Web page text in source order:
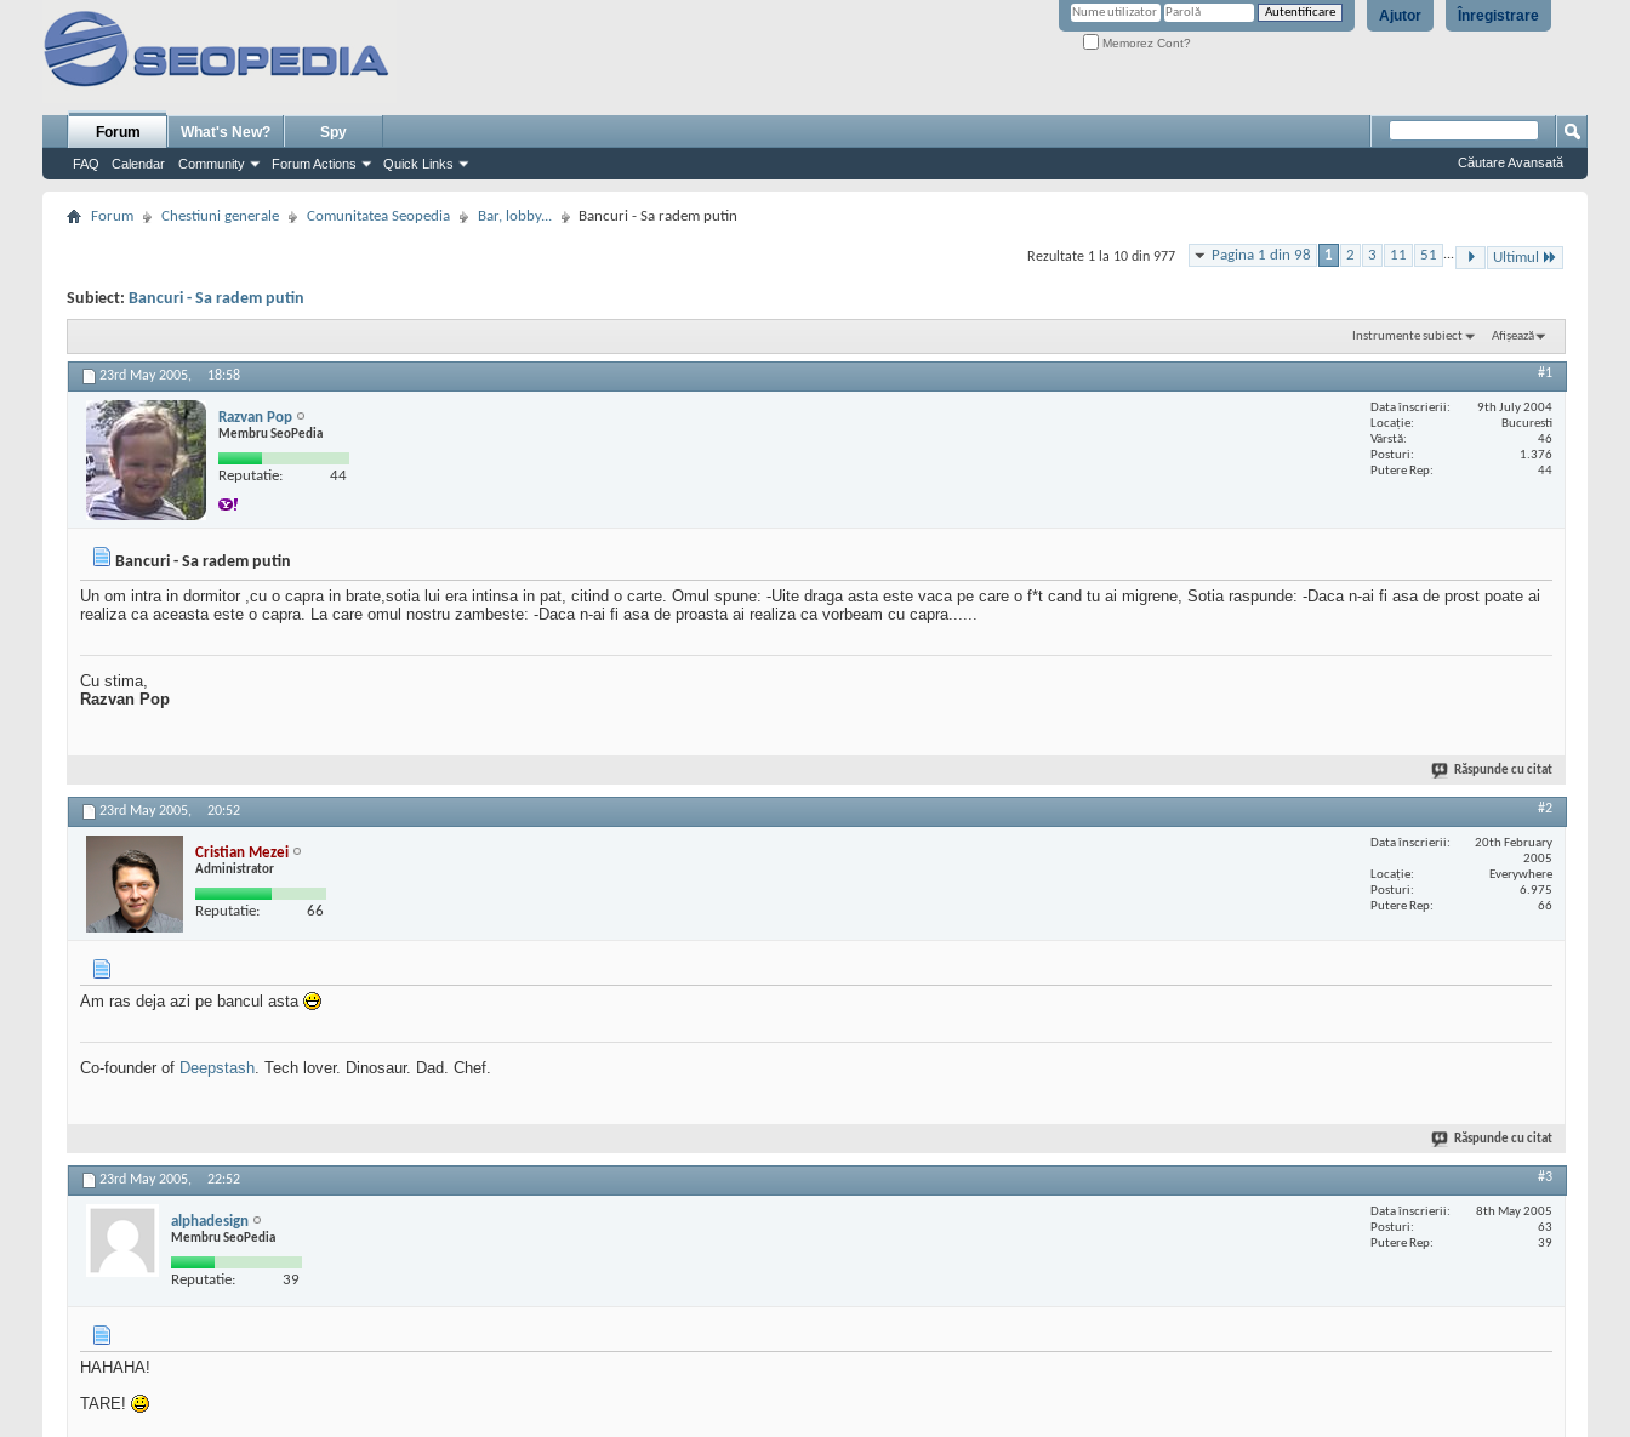
Înregistrare
Ajutor
Memorez Cont?
Forum
FAQ Calendar Community Forum Actions Quick Links
What's New? Spy
Căutare Avansată
Forum Chestiuni generale Comunitatea Seopedia Bar, lobby... Bancuri - Sa radem putin
Pagina 1 din 98 1 2 3 11 51 ... Ultimul
Rezultate 1 la 10 din 977
Subiect: Bancuri - Sa radem putin
Instrumente subiect Afișează
23rd May 2005, 18:58 #1
Razvan Pop
Membru SeoPedia
Reputatie: 44
Data înscrierii
9th July 2004
Locaţie
Bucuresti
Vârstă
46
Posturi
1.376
Putere Rep
44
Bancuri - Sa radem putin
Un om intra in dormitor ,cu o capra in brate,sotia lui era intinsa in pat, citind o carte. Omul spune: -Uite draga asta este vaca pe care o f*t cand tu ai migrene, Sotia raspunde: -Daca n-ai fi asa de prost poate ai
realiza ca aceasta este o capra. La care omul nostru zambeste: -Daca n-ai fi asa de proasta ai realiza ca vorbeam cu capra......
Cu stima,
Razvan Pop
Răspunde cu citat
23rd May 2005, 20:52 #2
Cristian Mezei
Administrator
Reputatie: 66
Data înscrierii
20th February
2005
Locaţie
Everywhere
Posturi
6.975
Putere Rep
66
Am ras deja azi pe bancul asta
Co-founder of Deepstash. Tech lover. Dinosaur. Dad. Chef.
Răspunde cu citat
23rd May 2005, 22:52 #3
alphadesign
Membru SeoPedia
Reputatie: 39
Data înscrierii
8th May 2005
Posturi
63
Putere Rep
39
HAHAHA!
TARE!